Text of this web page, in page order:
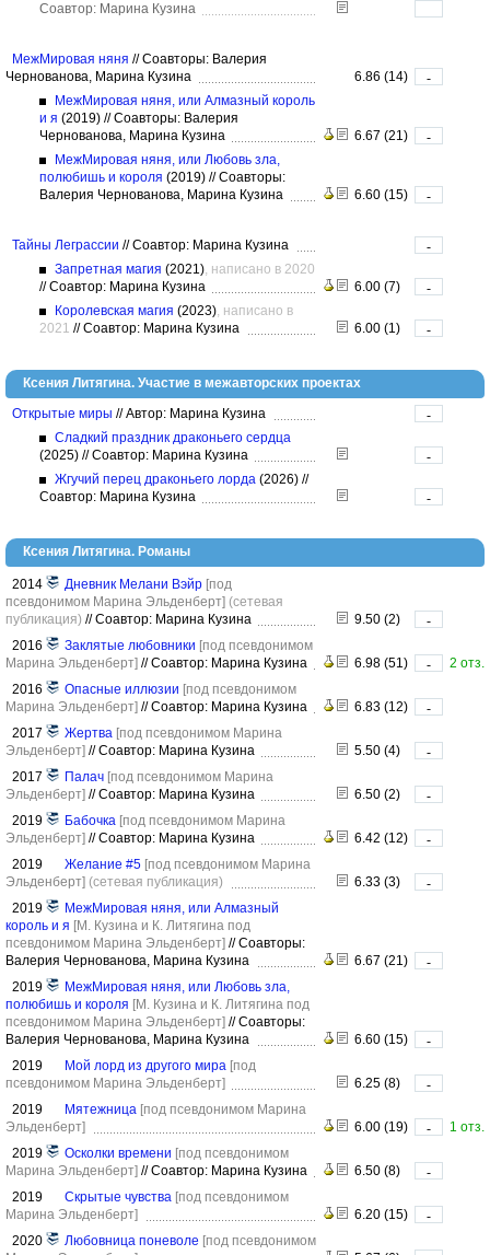
Соавтор: Марина Кузина
МежМировая няня //Соавторы: Валерия
Чернованова, Марина Кузина
6.86 (14)
-
МежМировая няня, или Алмазный король
и я (2019) //Соавторы: Валерия
Чернованова, Марина Кузина
6.67 (21)
-
МежМировая няня, или Любовь зла,
полюбишь и короля (2019) //Соавторы:
Валерия Чернованова, Марина Кузина
6.60 (15) -
Тайны Леграссии //Соавтор: Марина Кузина
-
Запретная магия (2021), написано в 2020
//Соавтор: Марина Кузина 6.00 (7)
-
Королевская магия (2023), написано в
2021 //Соавтор: Марина Кузина 6.00 (1) -
Ксения Литягина. Участие в межавторских проектах
Открытые миры //Автор: Марина Кузина
-
Сладкий праздник драконьего сердца
(2025) //Соавтор: Марина Кузина
-
Жгучий перец драконьего лорда (2026) //
Соавтор: Марина Кузина
-
Ксения Литягина. Романы
2014 Дневник Мелани Вэйр [под
псевдонимом Марина Эльденберт] (сетевая
публикация) //Соавтор: Марина Кузина 9.50 (2)
-
2016
Заклятые любовники [под псевдонимом
Марина Эльденберт] //Соавтор: Марина Кузина 6.98 (51) -
2 отз.
2016
Опасные иллюзии [под псевдонимом
Марина Эльденберт] //Соавтор: Марина Кузина 6.83 (12)
-
2017
Жертва [под псевдонимом Марина
Эльденберт] //Соавтор: Марина Кузина 5.50 (4)
-
2017
Палач [под псевдонимом Марина
Эльденберт] //Соавтор: Марина Кузина 6.50 (2)
-
2019
Бабочка [под псевдонимом Марина
Эльденберт] //Соавтор: Марина Кузина 6.42 (12)
-
2019
Желание #5 [под псевдонимом Марина
Эльденберт] (сетевая публикация) 6.33 (3)
-
2019
МежМировая няня, или Алмазный
король и я [М. Кузина и К. Литягина под
псевдонимом Марина Эльденберт] //Соавторы:
Валерия Чернованова, Марина Кузина
6.67 (21)
-
2019
МежМировая няня, или Любовь зла,
полюбишь и короля [М. Кузина и К. Литягина под
псевдонимом Марина Эльденберт] //Соавторы:
Валерия Чернованова, Марина Кузина
6.60 (15)
-
2019
Мой лорд из другого мира [под
псевдонимом Марина Эльденберт]
6.25 (8)
-
2019
Мятежница [под псевдонимом Марина
Эльденберт]
6.00 (19) -
1 отз.
2019
Осколки времени [под псевдонимом
Марина Эльденберт] //Соавтор: Марина Кузина 6.50 (8)
-
2019
Скрытые чувства [под псевдонимом
Марина Эльденберт]
6.20 (15)
-
2020
Любовница поневоле [под псевдонимом